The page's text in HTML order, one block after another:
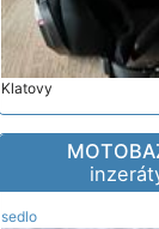
Klatovy
sedlo